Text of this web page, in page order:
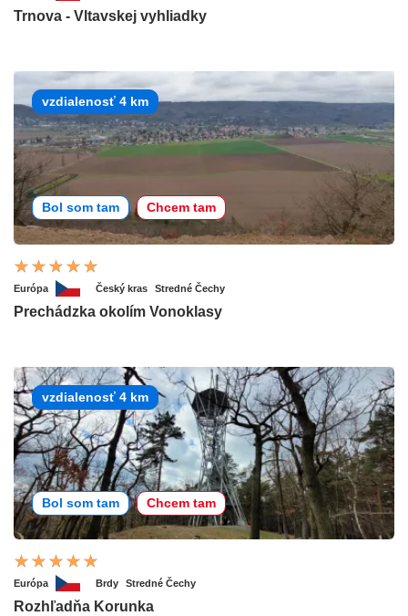
Trnova - Vltavskej vyhliadky
vzdialenosť 4 km
Bol som tam Chcem tam
Európa Český kras Stredné Čechy
Prechádzka okolím Vonoklasy
vzdialenosť 4 km
Bol som tam Chcem tam
Európa Brdy Stredné Čechy
Rozhľadňa Korunka